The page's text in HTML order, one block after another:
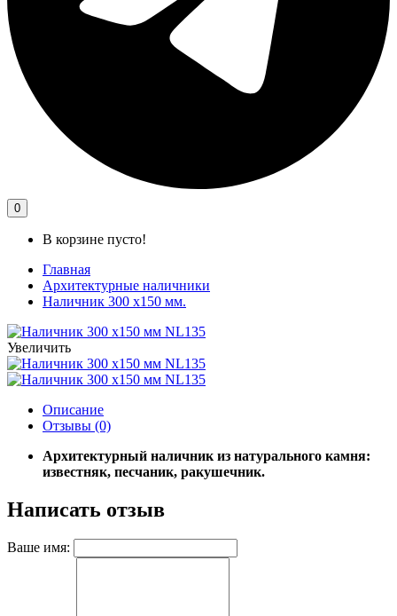
0
В корзине пусто!
Главная
Архитектурные наличники
Наличник 300 х150 мм.
Увеличить
Описание
Отзывы (0)
Архитектурный наличник из натурального камня:
известняк, песчаник, ракушечник.
Написать отзыв
Ваше имя: